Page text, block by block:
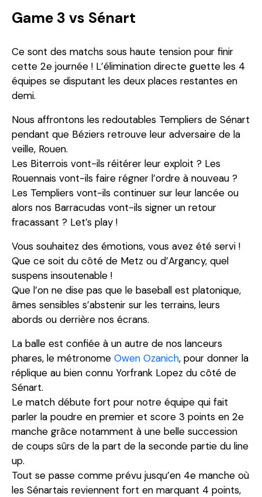
Game 3 vs Sénart
Ce sont des matchs sous haute tension pour finir
cette 2e journée ! L’élimination directe guette les 4
équipes se disputant les deux places restantes en
demi.
Nous affrontons les redoutables Templiers de Sénart
pendant que Béziers retrouve leur adversaire de la
veille, Rouen.
Les Biterrois vont-ils réitérer leur exploit ? Les
Rouennais vont-ils faire régner l’ordre à nouveau ?
Les Templiers vont-ils continuer sur leur lancée ou
alors nos Barracudas vont-ils signer un retour
fracassant ? Let’s play !
Vous souhaitez des émotions, vous avez été servi !
Que ce soit du côté de Metz ou d’Argancy, quel
suspens insoutenable !
Que l’on ne dise pas que le baseball est platonique,
âmes sensibles s’abstenir sur les terrains, leurs
abords ou derrière nos écrans.
La balle est confiée à un autre de nos lanceurs
phares, le métronome Owen Ozanich, pour donner la
réplique au bien connu Yorfrank Lopez du côté de
Sénart.
Le match débute fort pour notre équipe qui fait
parler la poudre en premier et score 3 points en 2e
manche grâce notamment à une belle succession
de coups sûrs de la part de la seconde partie du line
up.
Tout se passe comme prévu jusqu’en 4e manche où
les Sénartais reviennent fort en marquant 4 points,